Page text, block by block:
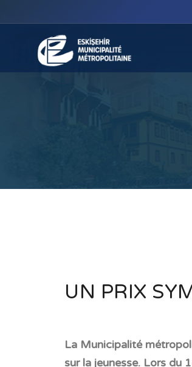
UN PRIX
La Municipalité
sur la jeunesse. Lors du